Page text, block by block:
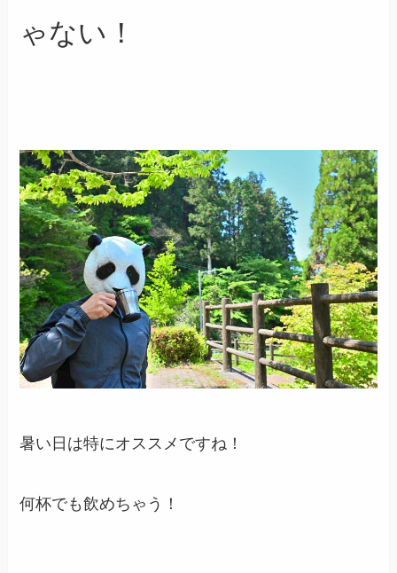
ゃない！
暑い日は特にオススメですね！
何杯でも飲めちゃう！